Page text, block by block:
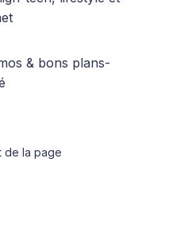
& bons plans-
de la page